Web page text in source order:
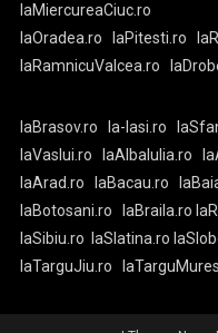
laMiercureaCiuc.ro
laOradea.ro
laPitesti.ro
laRamnicuValcea.ro
laBrasov.ro la-Iasi.ro
laVaslui.ro
laAlbaIulia.ro
laArad.ro
laBacau.ro
laBotosani.ro
laBraila.ro
laSibiu.ro
laSlatina.ro
laTarguJiu.ro